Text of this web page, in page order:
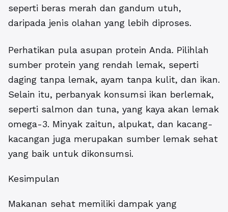
seperti beras merah dan gandum utuh,
daripada jenis olahan yang lebih diproses.
Perhatikan pula asupan protein Anda. Pilihlah
sumber protein yang rendah lemak, seperti
daging tanpa lemak, ayam tanpa kulit, dan ikan.
Selain itu, perbanyak konsumsi ikan berlemak,
seperti salmon dan tuna, yang kaya akan lemak
omega-3. Minyak zaitun, alpukat, dan kacang-
kacangan juga merupakan sumber lemak sehat
yang baik untuk dikonsumsi.
Kesimpulan
Makanan sehat memiliki dampak yang